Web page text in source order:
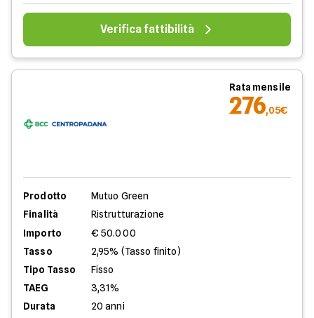
Verifica fattibilità
Rata mensile
276,05€
Prodotto
Mutuo Green
Finalità
Ristrutturazione
Importo
€ 50.000
Tasso
2,95% (Tasso finito)
Tipo Tasso
Fisso
TAEG
3,31%
Durata
20 anni